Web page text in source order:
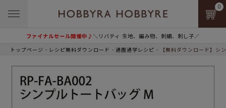
ファイナルセール開催中♪＼リバティ 生地、編み物、刺繍、刺し子／
0
トップページ レシピ無料ダウンロード 通園通学レシピ 【無料ダウンロード】シ